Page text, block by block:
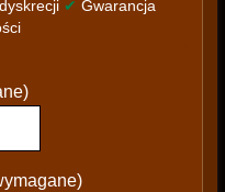
✔ Gwarancja